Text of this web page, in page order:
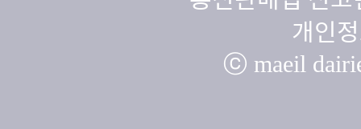
개인
ⓒ maeil